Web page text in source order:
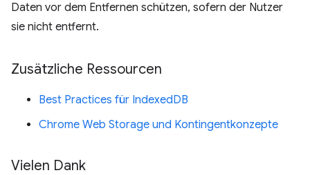
Daten vor dem Entfernen schützen, sofern der Nutzer
sie nicht entfernt.
Zusätzliche Ressourcen
Best Practices für IndexedDB
Chrome Web Storage und Kontingentkonzepte
Vielen Dank